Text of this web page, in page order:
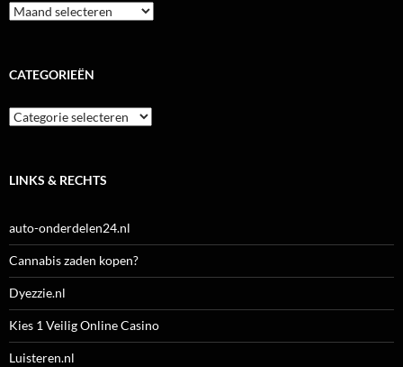
Archieven
CATEGORIEËN
Categorieën
LINKS & RECHTS
auto-onderdelen24.nl
Cannabis zaden kopen?
Dyezzie.nl
Kies 1 Veilig Online Casino
Luisteren.nl